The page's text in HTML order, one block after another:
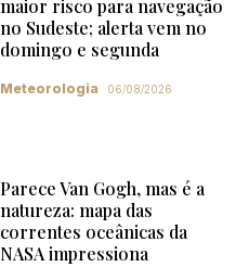
maior risco para navegação
no Sudeste; alerta vem no
domingo e segunda
Meteorologia 06/08/2026
Parece Van Gogh, mas é a
natureza: mapa das
correntes oceânicas da
NASA impressiona